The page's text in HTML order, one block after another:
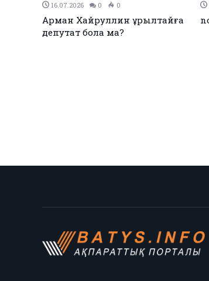
27.12.2023 0
Қызылқоғада әлем және Азия
чемпиондары марапатталды